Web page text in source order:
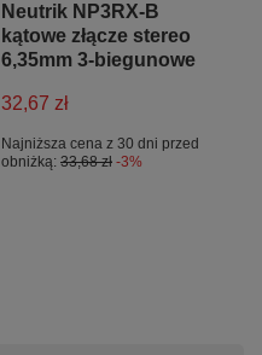
Neutrik NP3RX-B
kątowe złącze stereo
6,35mm 3-biegunowe
32,67 zł
Najniższa cena z 30 dni przed
obniżką: 33,68 zł -3%